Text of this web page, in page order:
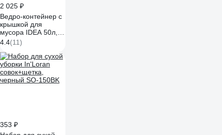
2 025 ₽
Ведро-контейнер с
крышкой для
мусора IDEA 50л,
Свинг 74х40х35 см,
серое М2464
600160
4.4(11)
353 ₽